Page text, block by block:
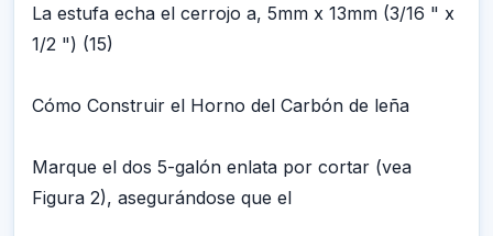
La estufa echa el cerrojo a, 5mm x 13mm (3/16 " x
1/2 ") (15)
Cómo Construir el Horno del Carbón de leña
Marque el dos 5-galón enlata por cortar (vea
Figura 2), asegurándose que el